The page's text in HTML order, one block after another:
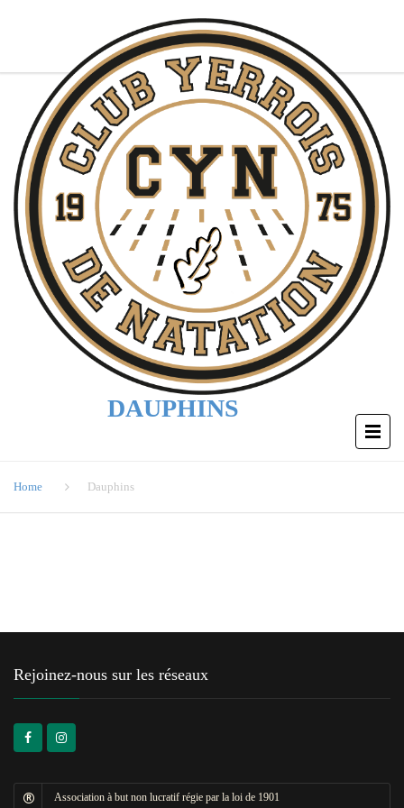
DAUPHINS
Home Dauphins
Rejoinez-nous sur les réseaux
Association à but non lucratif régie par la loi de 1901